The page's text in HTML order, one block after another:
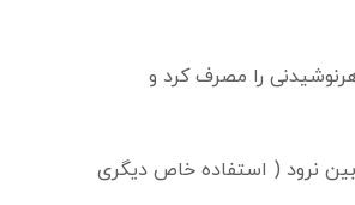
را مصرف کرد و
نرود ( استفاده خاص دیگری